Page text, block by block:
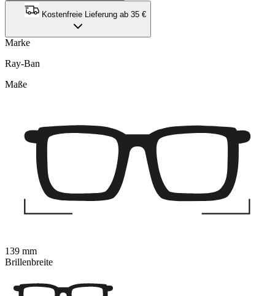
Kostenfreie Lieferung ab 35 €
Marke
Ray-Ban
Maße
139 mm
Brillenbreite